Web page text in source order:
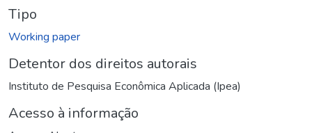
Tipo
Working paper
Detentor dos direitos autorais
Instituto de Pesquisa Econômica Aplicada (Ipea)
Acesso à informação